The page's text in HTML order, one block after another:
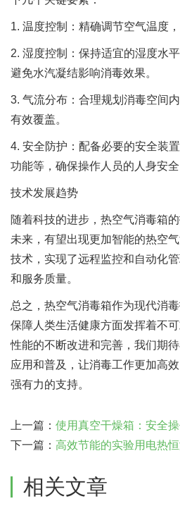
1. 温度控制：精确调节空气温度
2. 湿度控制：保持适宜的湿度水
避免水汽凝结影响消毒效果。
3. 气流分布：合理规划消毒空间
有效覆盖。
4. 安全防护：配备必要的安全装
功能等，确保操作人员的人身安全
技术发展趋势
随着科技的进步，热空气消毒箱
未来，有望出现更加智能的热空
技术，实现了远程监控和自动化
和服务质量。
总之，热空气消毒箱作为现代消
保障人类生活健康方面发挥着不
性能的不断改进和完善，我们期
应用和普及，让消毒工作更加高
强有力的支持。
上一篇： 使用真空干燥箱：安全
下一篇： 高效节能的实验用电热
相关文章